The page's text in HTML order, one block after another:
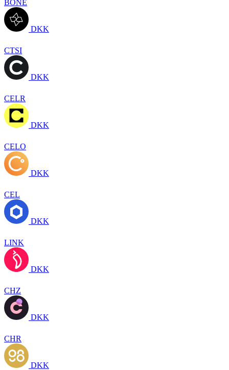
BONE
DKK
CTSI
DKK
CELR
DKK
CELO
DKK
CEL
DKK
LINK
DKK
CHZ
DKK
CHR
DKK